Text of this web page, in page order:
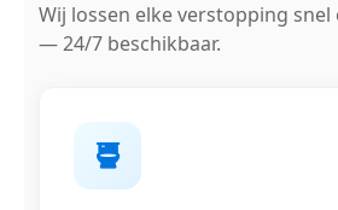
Wij lossen elke verstopping
— 24/7 beschikbaar.